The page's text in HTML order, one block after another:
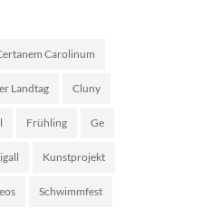
Carolinum
Landtag Cluny
Frühling Ge
Kunstprojekt
Schwimmfest